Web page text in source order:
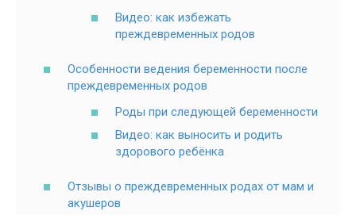
Видео: как избежать
преждевременных родов
Особенности ведения беременности после
преждевременных родов
Роды при следующей беременности
Видео: как выносить и родить
здорового ребёнка
Отзывы о преждевременных родах от мам и
акушеров